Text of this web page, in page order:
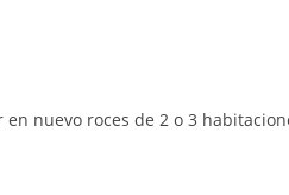
nuevo roces de 2 o 3